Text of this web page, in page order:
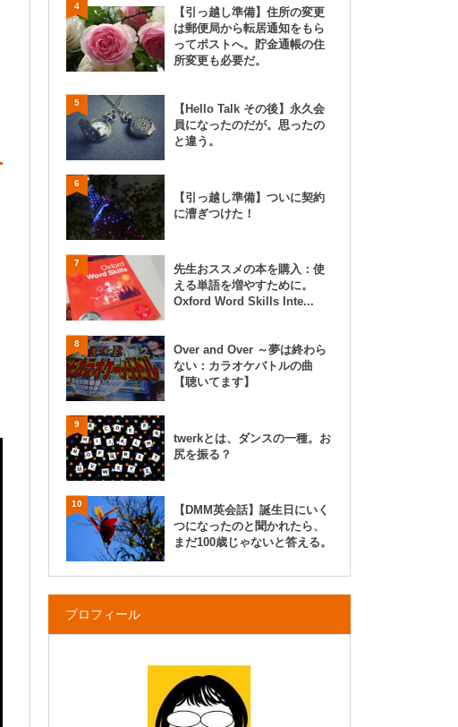
4
【引っ越し準備】住所の変更
は郵便局から転居通知をもら
ってポストへ。貯金通帳の住
所変更も必要だ。
5
【Hello Talk その後】永久会
員になったのだが。思ったの
と違う。
6
【引っ越し準備】ついに契約
に漕ぎつけた！
7
先生おススメの本を購入：使
える単語を増やすために。
Oxford Word Skills Inte...
8
Over and Over ～夢は終わら
ない：カラオケバトルの曲
【聴いてます】
9
twerkとは、ダンスの一種。お
尻を振る？
10
【DMM英会話】誕生日にいく
つになったのと聞かれたら、
まだ100歳じゃないと答える。
プロフィール